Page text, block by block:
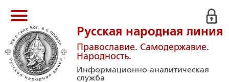
Русская народная линия
Православие. Самодержавие.
Народность.
Информационно-аналитическая
служба